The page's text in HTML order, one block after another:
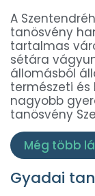
A
tanösvény
tartalmas
sétára
állomásból
természeti és
nagyobb
tanösvény
Még több
Gyadai